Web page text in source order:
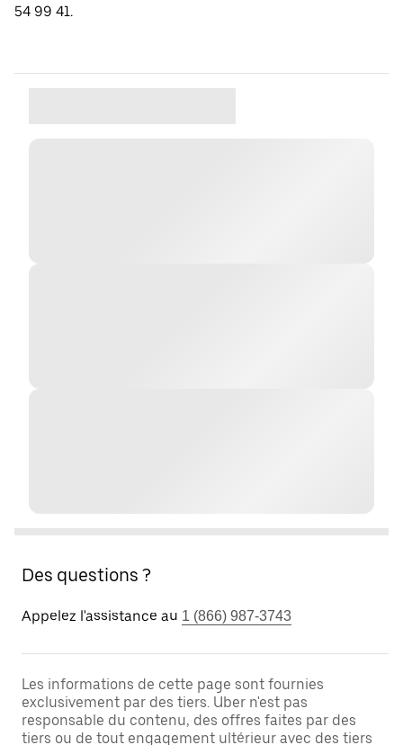
54 99 41.
Des questions ?
Appelez l'assistance au 1 (866) 987-3743
Les informations de cette page sont fournies
exclusivement par des tiers. Uber n'est pas
responsable du contenu, des offres faites par des
tiers ou de tout engagement ultérieur avec des tiers